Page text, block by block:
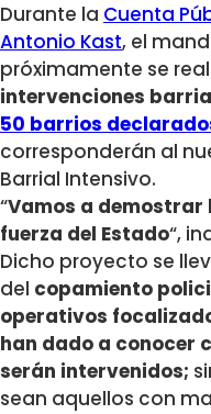
Durante la Cuenta
Antonio Kast, el
próximamente se
intervenciones
50 barrios
corresponderán al
Barrial Intensivo.
“Vamos a
fuerza del Estado“,
Dicho proyecto se
del copamiento
operativos
han dado a conocer
serán intervenidos;
sean aquellos con